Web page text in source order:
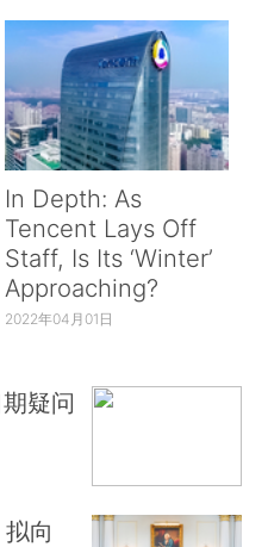
In Depth: As
Tencent Lays Off
Staff, Is Its ‘Winter’
Approaching?
2022年04月01日
疑问
向